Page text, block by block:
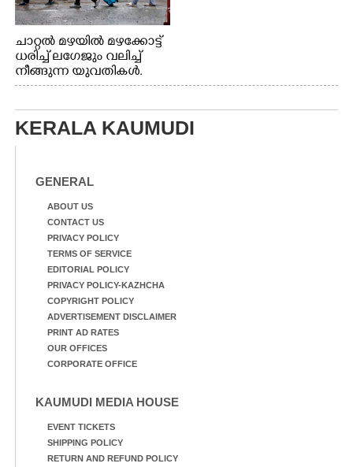
ചാറ്റൽ മഴയിൽ മഴക്കോട്ട്
ധരിച്ച് ലഗേജും വലിച്ച്
നീങ്ങുന്ന യുവതികൾ.
എറണാകുളം മേനകയിൽ
KERALA KAUMUDI
GENERAL
ABOUT US
CONTACT US
PRIVACY POLICY
TERMS OF SERVICE
EDITORIAL POLICY
PRIVACY POLICY-KAZHCHA
COPYRIGHT POLICY
ADVERTISEMENT DISCLAIMER
PRINT AD RATES
OUR OFFICES
CORPORATE OFFICE
KAUMUDI MEDIA HOUSE
EVENT TICKETS
SHIPPING POLICY
RETURN AND REFUND POLICY